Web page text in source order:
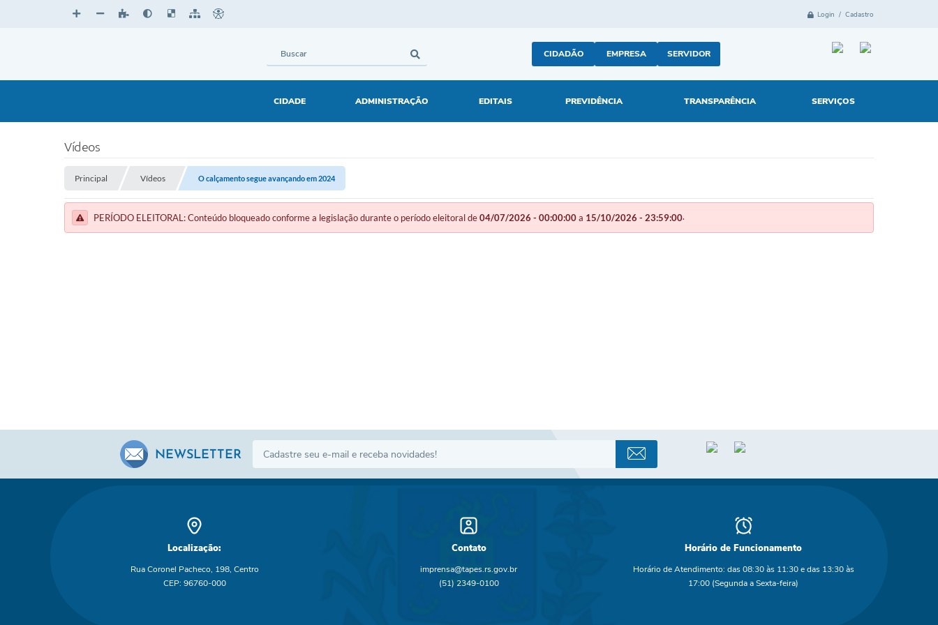
Login / Cadastro
CIDADÃO EMPRESA SERVIDOR
CIDADE ADMINISTRAÇÃO EDITAIS PREVIDÊNCIA TRANSPARÊNCIA SERVIÇOS
Vídeos
Principal Vídeos O calçamento segue avançando em 2024
PERÍODO ELEITORAL: Conteúdo bloqueado conforme a legislação durante o período eleitoral de04/07/2026 - 00:00:00a 15/10/2026 - 23:59:00.
NEWSLETTER
Localização:
Rua Coronel Pacheco, 198, Centro
CEP: 96760-000
Contato
imprensa@tapes.rs.gov.br
(51) 2349-0100
Horário de Funcionamento
Horário de Atendimento: das 08:30 às 11:30 e das 13:30 às
17:00 (Segunda a Sexta-feira)